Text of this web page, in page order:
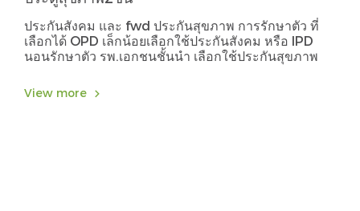
ประกันสังคม และ fwd ประกันสุขภาพ การรักษาตัว ที่
เลือกได้ OPD เล็กน้อยเลือกใช้ประกันสังคม หรือ IPD
นอนรักษาตัว รพ.เอกชนชั้นนำ เลือกใช้ประกันสุขภาพ
View more